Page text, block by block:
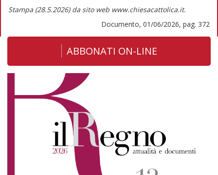
Stampa (28.5.2026) da sito web www.chiesacattolica.it.
Documento, 01/06/2026, pag. 372
ABBONATI ON-LINE